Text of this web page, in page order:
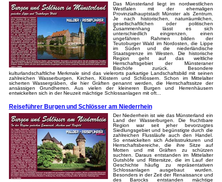
Das Münsterland liegt im nordwestlichen
Westfalen mit der ehemaligen
Provinzialhauptstadt Münster als Zentrum.
Je nach historischen, naturräumlichen,
gesellschaftlichen oder politischen
Zusammenhang lässt es sich
unterschiedlich eingrenzen, einen
ungefähren Rahmen bilden der
Teutoburger Wald im Nordosten, die Lippe
im Süden und die niederländische
Staatsgrenze im Westen. Die historische
Region geht auf das weltliche
Herrschaftsgebiet der Münsteraner
Bischöfe zurück. Besondere
kulturlandschaftliche Merkmale sind das vielerorts parkartige Landschaftsbild mit seinen
zahlreichen Wasserburgen, Kirchen, Klöstern und Schlössern. Schon im Mittelalter
sicherten Wassergräben, die hier Gräften genannt werden, die Herrschaftssitze der
ansässigen Grundherren. Aus vielen der kleineren Burgen und Herrenhäusern
entwickelten sich in der Neuzeit mächtige Schlossanlagen mit oft...
Reiseführer Burgen und Schlösser am Niederrhein
Der Niederrhein ist wie das Münsterland ein
Land der Wasserburgen. Die fruchtbare
Region war seit jeher bevorzugtes
Siedlungsgebiet und begünstigte durch die
zahlreichen Flussläufe auch den Handel.
So entwickelten sich Adelsstrukturen und
Herrschaftsbereiche, die ihre Sitze auf
Motten und mit Gräften zu schützen
suchten. Daraus entstanden im Mittelalter
Gutshöfe und Rittersitze, die im Lauf der
Geschichte häufig zu repräsentativen
Schlossanlagen ausgebaut wurden.
Besonders in der Zeit der Renaissance und
des Barocks entstanden mächtige